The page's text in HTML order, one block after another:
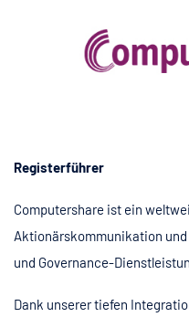
Registerführer
Computershare ist ein
Aktionärskommunikation
und Governance-
Dank unserer tiefen